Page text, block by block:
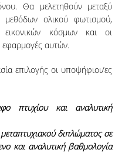
Θα μελετηθούν μεταξύ
μεθόδων ολικού φωτισμού,
εικονικών κόσμων και οι
εφαρμογές αυτών.
επιλογής οι υποψήφιοι/ες
πτυχίου και αναλυτική
διπλώματος σε
και αναλυτική βαθμολογία